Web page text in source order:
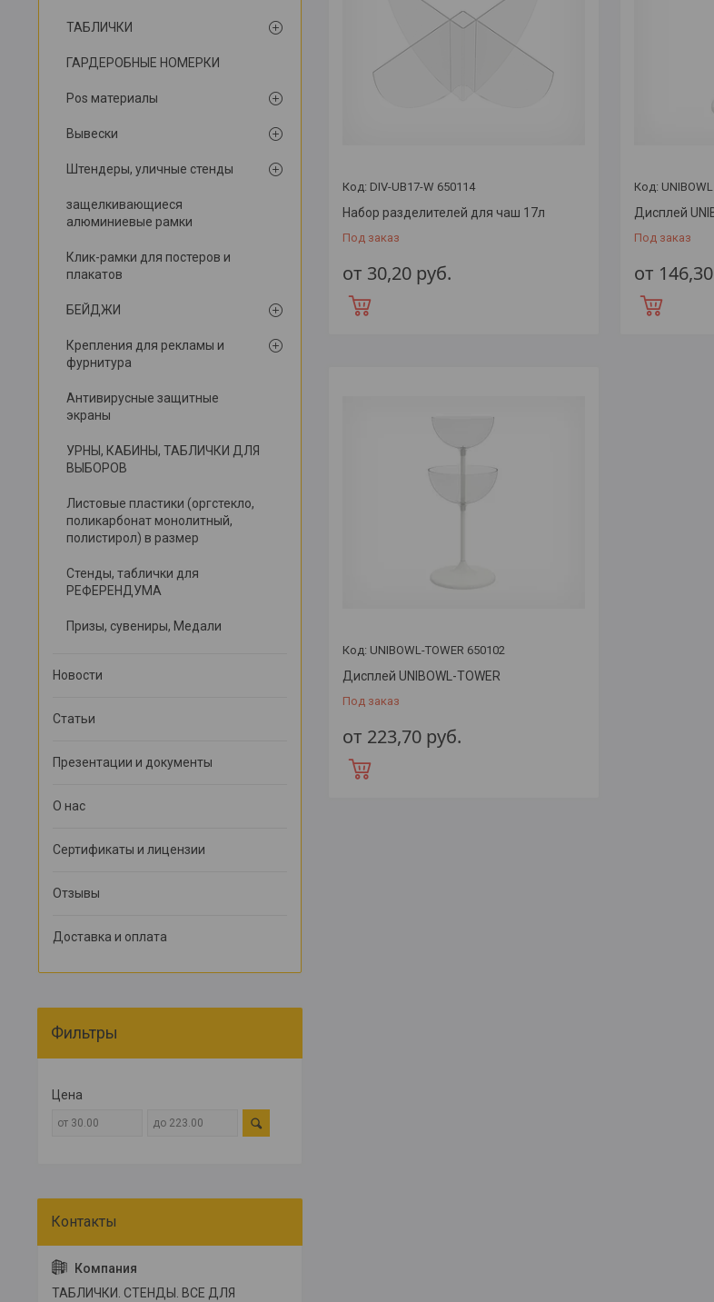
DIV-UB17-W 650114
Набор разделителей для чаш 17л
Под заказ
от 30,20 руб.
Дисплей
Под заказ
от 146,30
UNIBOWL-TOWER 650102
Дисплей UNIBOWL-TOWER
Под заказ
от 223,70 руб.
ТАБЛИЧКИ
ГАРДЕРОБНЫЕ НОМЕРКИ
Pos материалы
Вывески
Штендеры, уличные стенды
защелкивающиеся
алюминиевые рамки
Клик-рамки для постеров и
плакатов
БЕЙДЖИ
Крепления для рекламы и
фурнитура
Антивирусные защитные
экраны
УРНЫ, КАБИНЫ, ТАБЛИЧКИ ДЛЯ
ВЫБОРОВ
Листовые пластики (оргстекло,
поликарбонат монолитный,
полистирол) в размер
Стенды, таблички для
РЕФЕРЕНДУМА
Призы, сувениры, Медали
Новости
Статьи
Презентации и документы
О нас
Сертификаты и лицензии
Отзывы
Доставка и оплата
Фильтры
Цена
ТАБЛИЧКИ. СТЕНДЫ. ВСЕ ДЛЯ